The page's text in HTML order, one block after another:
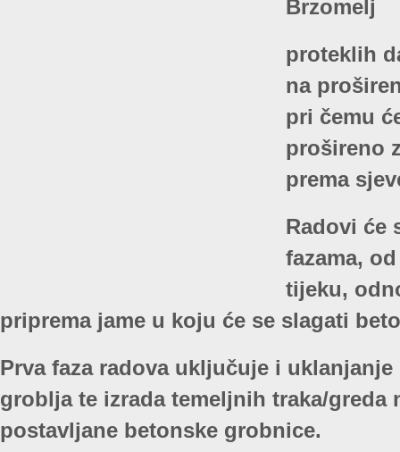
Brzomelj
proteklih
na
pri čemu
prošireno
prema
Radovi će
fazama,
tijeku,
priprema jame u koju će se slagati
Prva faza radova uključuje i
groblja te izrada temeljnih traka/greda
postavljane betonske grobnice.